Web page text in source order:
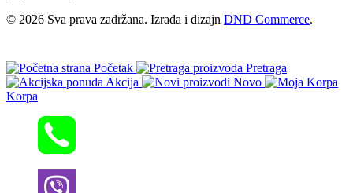
© 2026 Sva prava zadržana. Izrada i dizajn DND Commerce.
Početak
Pretraga
Akcija
Novo
Korpa